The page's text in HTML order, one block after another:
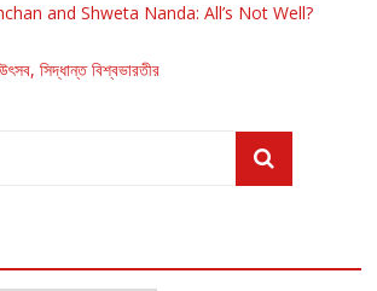
and Shweta Nanda: All’s Not Well?
সিদ্ধান্ত বিশ্বভারতীর